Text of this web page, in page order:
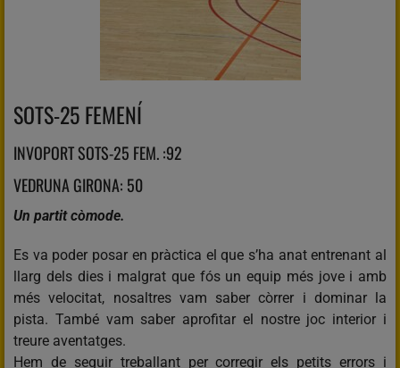
SOTS-25 FEMENÍ
INVOPORT SOTS-25 FEM. :92
VEDRUNA GIRONA: 50
Un partit còmode.
Es va poder posar en pràctica el que s’ha anat entrenant al
llarg dels dies i malgrat que fós un equip més jove i amb
més velocitat, nosaltres vam saber còrrer i dominar la
pista. També vam saber aprofitar el nostre joc interior i
treure aventatges.
Hem de seguir treballant per corregir els petits errors i